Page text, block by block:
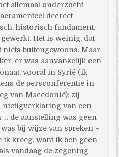
allemaal onderzocht
decreet
historisch fundament.
Het is weinig, dat
niets buitengewoons. Maar
er was aanvankelijk een
vooral in Syrië (ik
de persconferentie in
van Macedonië): zij
nietigverklaring van een
de aanstelling was geen
bij wijze van spreken –
kreeg, want ik ben geen
vandaag de zegening